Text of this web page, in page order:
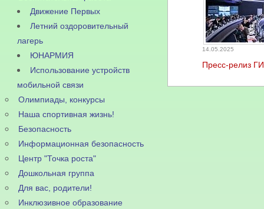
Движение Первых
Летний оздоровительный
лагерь
ЮНАРМИЯ
Использование устройств
мобильной связи
Олимпиады, конкурсы
Наша спортивная жизнь!
Безопасность
Информационная безопасность
Центр "Точка роста"
Дошкольная группа
Для вас, родители!
Инклюзивное образование
14.05.2025
Пресс-релиз